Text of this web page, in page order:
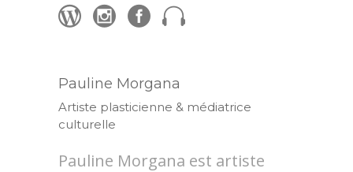
Pauline Morgana
Artiste plasticienne & médiatrice
culturelle
Pauline Morgana est artiste